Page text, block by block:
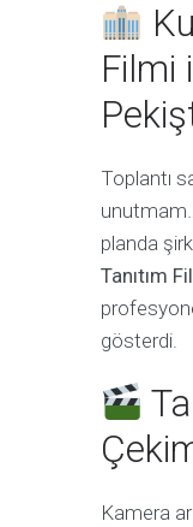
Filmi
Toplantı
planda
Tanıtım
gösterdi.
Kamera